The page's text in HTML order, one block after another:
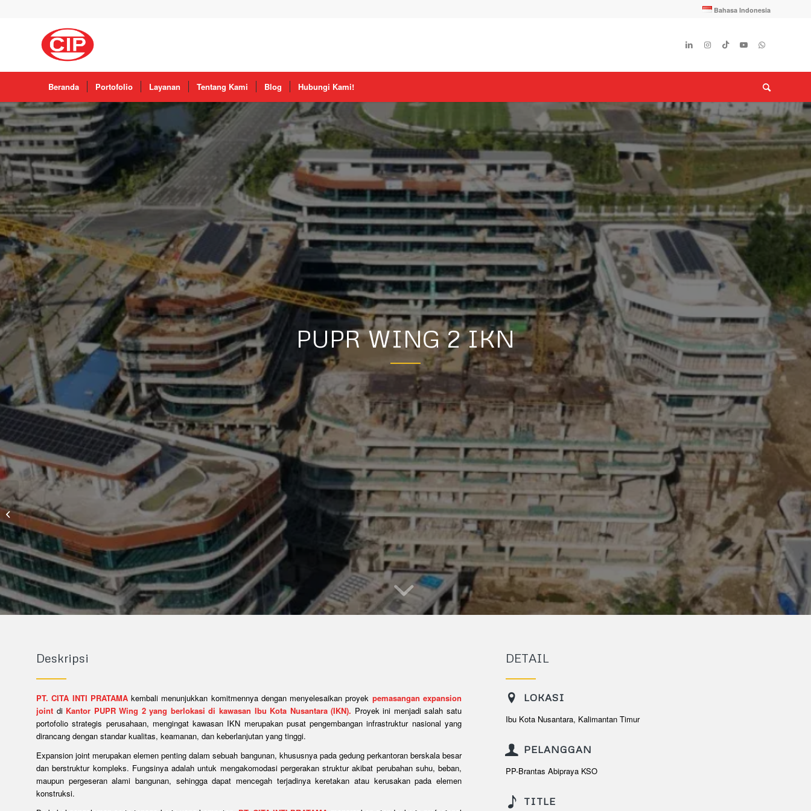
Bahasa Indonesia
Beranda Portofolio Layanan Tentang Kami Blog Hubungi Kami!
PUPR WING 2 IKN
Deskripsi
PT. CITA INTI PRATAMAkembali menunjukkan komitmennya dengan menyelesaikan proyek pemasangan expansion
joint di Kantor PUPR Wing 2 yang berlokasi di kawasan Ibu Kota Nusantara (IKN). Proyek ini menjadi salah satu
portofolio strategis perusahaan, mengingat kawasan IKN merupakan pusat pengembangan infrastruktur nasional yang
dirancang dengan standar kualitas, keamanan, dan keberlanjutan yang tinggi.
Expansion joint merupakan elemen penting dalam sebuah bangunan, khususnya pada gedung perkantoran berskala besar
dan berstruktur kompleks. Fungsinya adalah untuk mengakomodasi pergerakan struktur akibat perubahan suhu, beban,
maupun pergeseran alami bangunan, sehingga dapat mencegah terjadinya keretakan atau kerusakan pada elemen
konstruksi.
DETAIL
LOKASI
Ibu Kota Nusantara, Kalimantan Timur
PELANGGAN
PP-Brantas Abipraya KSO
TITLE
RUMAH SAKIT PANTAI
INDAH KAPUK